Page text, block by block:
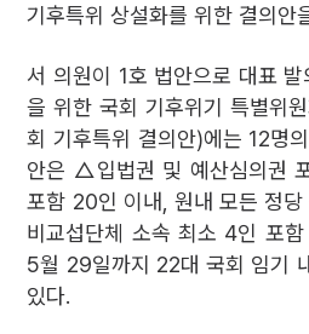
기후특위 상설화를 위한 결의안
서 의원이 1호 법안으로 대표 발
을 위한 국회 기후위기 특별위
회 기후특위 결의안)에는 12명
안은 △입법권 및 예산심의권
포함 20인 이내, 원내 모든 정
비교섭단체 소속 최소 4인 포
5월 29일까지 22대 국회 임기
있다.